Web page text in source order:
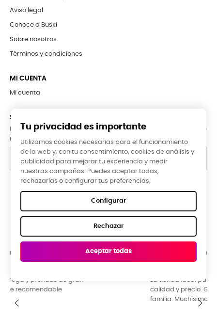
Aviso legal
Conoce a Buski
Sobre nosotros
Términos y condiciones
MI CUENTA
Mi cuenta
SUBCRÍBETE A LA NEWSLETTER
Puede darse de baja en cualquier momento. Para ello, consulte
nuestra información de contacto en el aviso legal.
Google Reviews
★★★★★
Raquel Campos, hace 3 meses
La tienda ideal para una ropa diferente y original. Buena
calidad y precio. Guia de tallas perfecta. Ideal para toda la
familia. Muchísimos diseños y colores para escoger.
Tu privacidad es importante
Utilizamos cookies necesarias para el funcionamiento
de la web y, con tu consentimiento, cookies de análisis y
publicidad para mejorar tu experiencia y medir
nuestras campañas. Puedes aceptar todas,
rechazarlas o configurar tus preferencias.
Configurar
Rechazar
Aceptar todas